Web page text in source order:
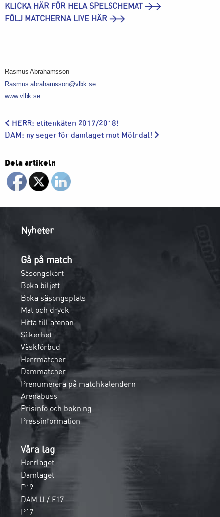
KLICKA HÄR FÖR HELA SPELSCHEMAT >>
FÖLJ MATCHERNA LIVE HÄR >>
Rasmus Abrahamsson
Rasmus.abrahamsson@vlbk.se
www.vlbk.se
HERR: elitenkäten 2017/2018!
DAM: ny seger för damlaget mot Mölndal!
Dela artikeln
Nyheter
Gå på match
Säsongskort
Boka biljett
Boka säsongsplats
Mat och dryck
Hitta till arenan
Säkerhet
Väskförbud
Herrmatcher
Dammatcher
Prenumerera på matchkalendern
Arenabuss
Prisinfo och bokning
Pressinformation
Våra lag
Herrlaget
Damlaget
P19
DAM U / F17
P17